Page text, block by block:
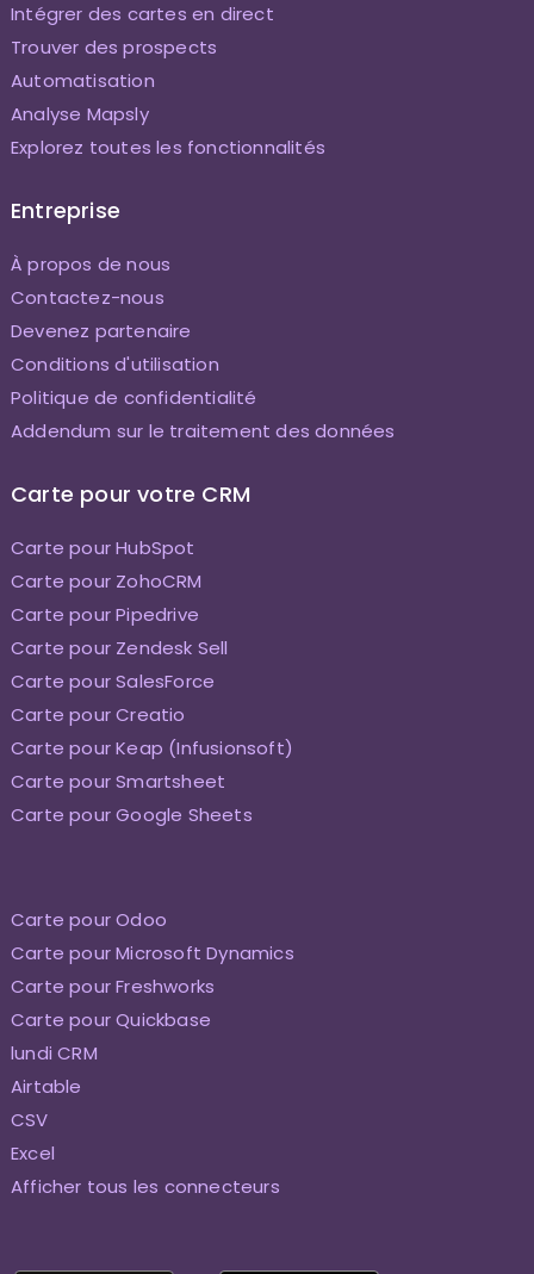
Intégrer des cartes en direct
Trouver des prospects
Automatisation
Analyse Mapsly
Explorez toutes les fonctionnalités
Entreprise
À propos de nous
Contactez-nous
Devenez partenaire
Conditions d'utilisation
Politique de confidentialité
Addendum sur le traitement des données
Carte pour votre CRM
Carte pour HubSpot
Carte pour ZohoCRM
Carte pour Pipedrive
Carte pour Zendesk Sell
Carte pour SalesForce
Carte pour Creatio
Carte pour Keap (Infusionsoft)
Carte pour Smartsheet
Carte pour Google Sheets
Carte pour Odoo
Carte pour Microsoft Dynamics
Carte pour Freshworks
Carte pour Quickbase
lundi CRM
Airtable
CSV
Excel
Afficher tous les connecteurs